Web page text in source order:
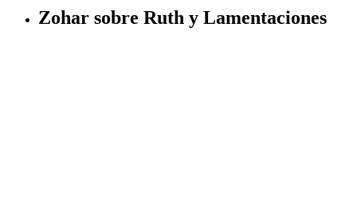
Zohar sobre Ruth y Lamentaciones